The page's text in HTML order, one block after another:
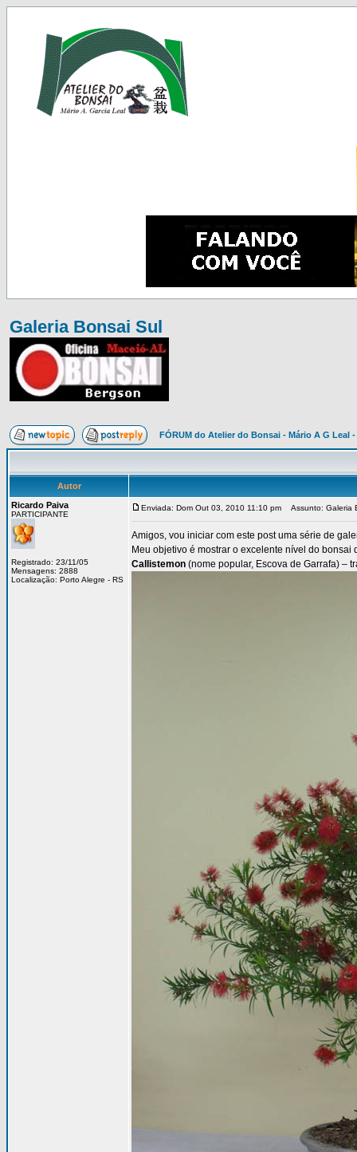
Galeria Bonsai Sul
FÓRUM do Atelier do Bonsai - Mário A G Leal
Autor
Ricardo Paiva
PARTICIPANTE
Registrado: 23/11/05
Mensagens: 2888
Localização: Porto Alegre - RS
Enviada: Dom Out 03, 2010 11:10 pm Assunto: Galeria
Amigos, vou iniciar com este post uma série de
Meu objetivo é mostrar o excelente nível do
Callistemon (nome popular, Escova de Garrafa) –